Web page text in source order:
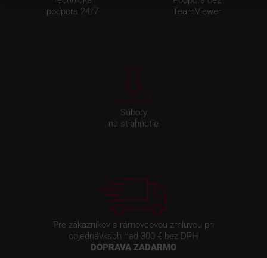
podpora 24/7
TeamViewer
Súbory
na stiahnutie
Pre zákazníkov s rámovcovou zmluvou pri
objednávkach nad 300 € bez DPH
DOPRAVA ZADARMO